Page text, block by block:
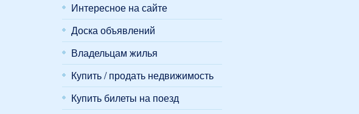
Интересное на сайте
Доска объявлений
Владельцам жилья
Купить / продать недвижимость
Купить билеты на поезд